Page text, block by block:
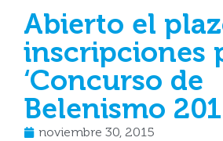
Abierto el
inscripciones
‘Concurso de
Belenismo
noviembre 30, 2015